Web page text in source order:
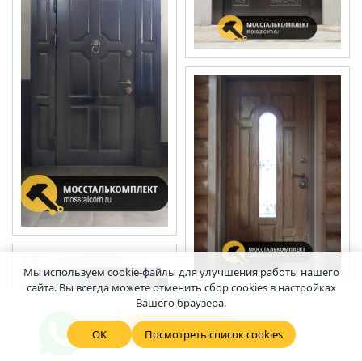
СМОТРЕТЬ ЕЩЕ
Мы используем cookie-файлы для улучшения работы нашего
сайта. Вы всегда можете отменить сбор cookies в настройках
Вашего браузера.
OK Посмотреть список cookies